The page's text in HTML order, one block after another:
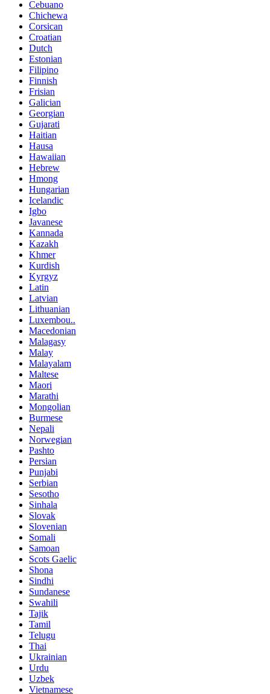
Cebuano
Chichewa
Corsican
Croatian
Dutch
Estonian
Filipino
Finnish
Frisian
Galician
Georgian
Gujarati
Haitian
Hausa
Hawaiian
Hebrew
Hmong
Hungarian
Icelandic
Igbo
Javanese
Kannada
Kazakh
Khmer
Kurdish
Kyrgyz
Latin
Latvian
Lithuanian
Luxembou..
Macedonian
Malagasy
Malay
Malayalam
Maltese
Maori
Marathi
Mongolian
Burmese
Nepali
Norwegian
Pashto
Persian
Punjabi
Serbian
Sesotho
Sinhala
Slovak
Slovenian
Somali
Samoan
Scots Gaelic
Shona
Sindhi
Sundanese
Swahili
Tajik
Tamil
Telugu
Thai
Ukrainian
Urdu
Uzbek
Vietnamese